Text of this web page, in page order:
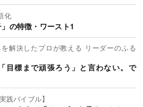
化
の特徴・ワースト1
解決したプロが教える リーダーのふる
目標まで頑張ろう」と言わない。で
践バイブル】